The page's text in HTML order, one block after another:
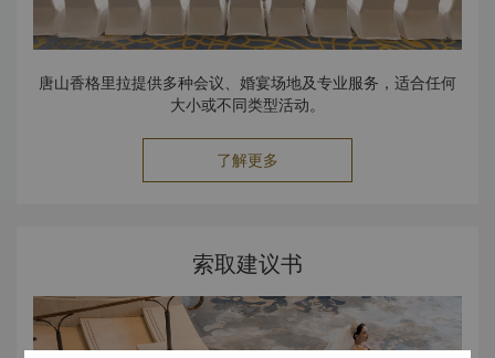
唐山香格里拉提供多种会议、婚宴场地及专业服务，适合任何
大小或不同类型活动。
了解更多
索取建议书